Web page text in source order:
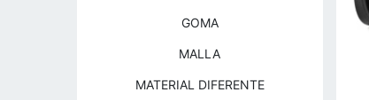
GOMA
MALLA
MATERIAL DIFERENTE